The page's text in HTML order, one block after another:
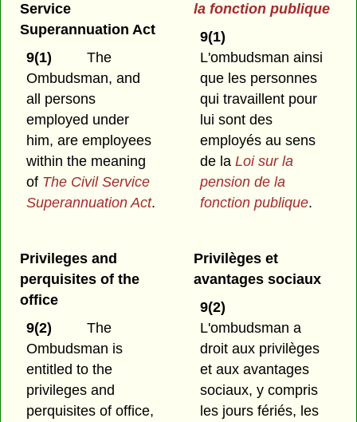
Service
Superannuation Act
9(1)
The
Ombudsman, and
all persons
employed under
him, are employees
within the meaning
of The Civil Service
Superannuation Act.
la fonction publique
9(1)
L'ombudsman ainsi
que les personnes
qui travaillent pour
lui sont des
employés au sens
de laLoi sur la
pension de la
fonction publique.
Privileges and
perquisites of the
office
9(2)
The
Ombudsman is
entitled to the
privileges and
perquisites of office,
Privilèges et
avantages sociaux
9(2)
L'ombudsman a
droit aux privilèges
et aux avantages
sociaux, y compris
les jours fériés, les